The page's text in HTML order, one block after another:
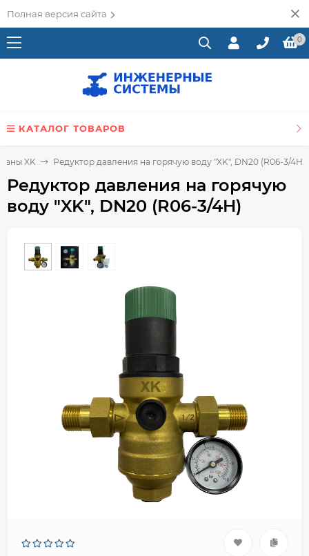
Полная версия сайта
0
КАТАЛОГ ТОВАРОВ
XK Редуктор давления на горячую воду "XK", DN20 (R06-3/4H)
Редуктор давления на горячую
воду "XK", DN20 (R06-3/4H)